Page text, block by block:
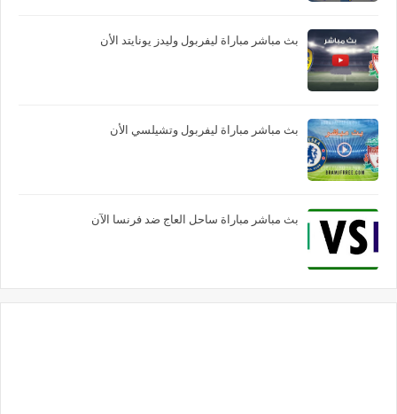
بث مباشر مباراة ليفربول وليدز يونايتد الأن
بث مباشر مباراة ليفربول وتشيلسي الأن
بث مباشر مباراة ساحل العاج ضد فرنسا الآن